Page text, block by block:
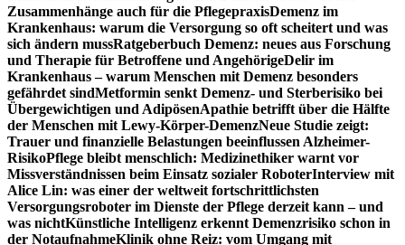
Zusammenhänge auch für die PflegepraxisDemenz im
Krankenhaus: warum die Versorgung so oft scheitert und was
sich ändern mussRatgeberbuch Demenz: neues aus Forschung
und Therapie für Betroffene und AngehörigeDelir im
Krankenhaus – warum Menschen mit Demenz besonders
gefährdet sindMetformin senkt Demenz- und Sterberisiko bei
Übergewichtigen und AdipösenApathie betrifft über die Hälfte
der Menschen mit Lewy-Körper-DemenzNeue Studie zeigt:
Trauer und finanzielle Belastungen beeinflussen Alzheimer-
RisikoPflege bleibt menschlich: Medizinethiker warnt vor
Missverständnissen beim Einsatz sozialer RoboterInterview mit
Alice Lin: was einer der weltweit fortschrittlichsten
Versorgungsroboter im Dienste der Pflege derzeit kann – und
was nichtKünstliche Intelligenz erkennt Demenzrisiko schon in
der NotaufnahmeKlinik ohne Reiz: vom Umgang mit